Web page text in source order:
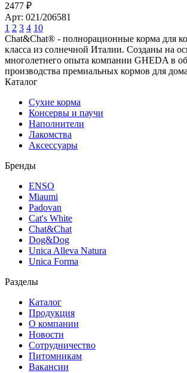
2477 ₽
Арт: 021/206581
1 2 3 4 10
Chat&Chat® - полнорационные корма для
класса из солнечной Италии. Созданы на
многолетнего опыта компании GHEDA в
производства премиальных кормов для
Каталог
Сухие корма
Консервы и паучи
Наполнители
Лакомства
Аксессуары
Бренды
ENSO
Miaumi
Padovan
Cat's White
Chat&Chat
Dog&Dog
Unica Alleva Natura
Unica Forma
Разделы
Каталог
Продукция
О компании
Новости
Сотрудничество
Питомникам
Вакансии